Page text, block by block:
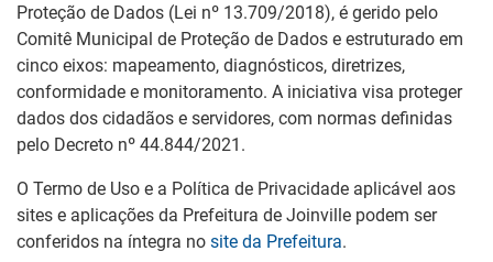
Proteção de Dados (Lei nº 13.709/2018), é gerido pelo
Comitê Municipal de Proteção de Dados e estruturado em
cinco eixos: mapeamento, diagnósticos, diretrizes,
conformidade e monitoramento. A iniciativa visa proteger
dados dos cidadãos e servidores, com normas definidas
pelo Decreto nº 44.844/2021.
O Termo de Uso e a Política de Privacidade aplicável aos
sites e aplicações da Prefeitura de Joinville podem ser
conferidos na íntegra no site da Prefeitura.